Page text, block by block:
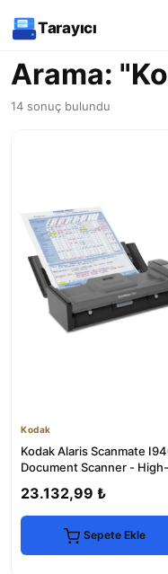
Tarayıcı
Arama:
14 sonuç bulundu
Kodak
Kodak Alaris Scanmate
Document Scanner - High-
23.132,99 ₺
Sepete Ekle